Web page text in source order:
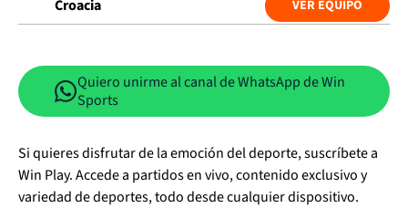
Croacia VER EQUIPO
Quiero unirme al canal de WhatsApp de Win
Sports
Si quieres disfrutar de la emoción del deporte, suscríbete a
Win Play. Accede a partidos en vivo, contenido exclusivo y
variedad de deportes, todo desde cualquier dispositivo.